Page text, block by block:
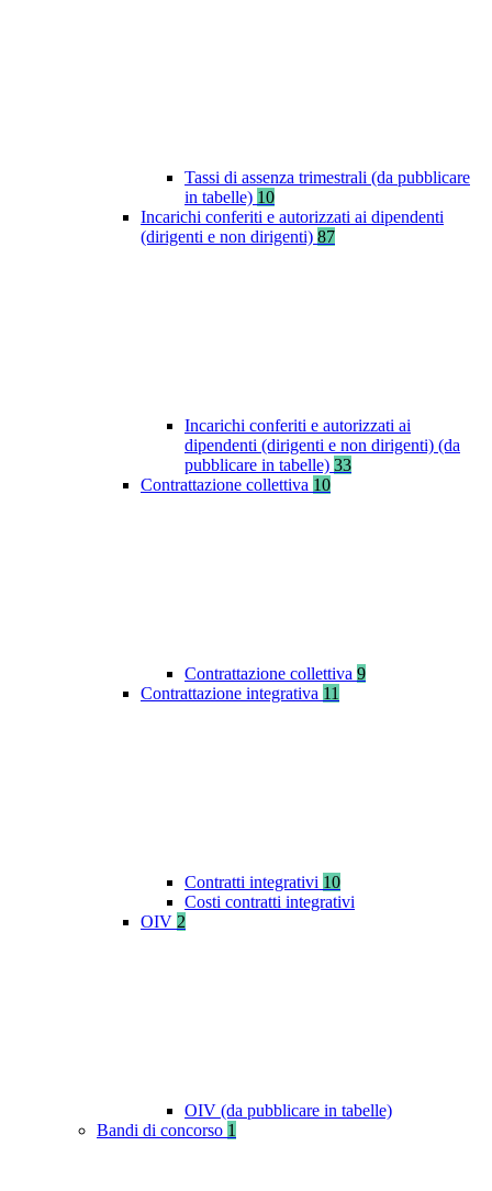
Tassi di assenza trimestrali (da pubblicare
in tabelle) 10
Incarichi conferiti e autorizzati ai dipendenti
(dirigenti e non dirigenti) 87
Incarichi conferiti e autorizzati ai
dipendenti (dirigenti e non dirigenti) (da
pubblicare in tabelle) 33
Contrattazione collettiva 10
Contrattazione collettiva 9
Contrattazione integrativa 11
Contratti integrativi 10
Costi contratti integrativi
OIV 2
OIV (da pubblicare in tabelle)
Bandi di concorso 1